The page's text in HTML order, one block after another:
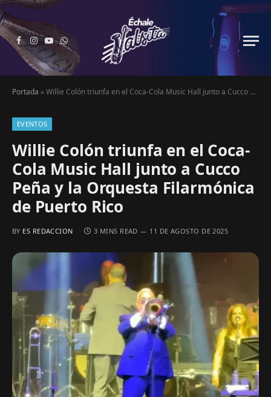
Facebook
Instagram
YouTubeWhatsApp
Portada »Willie Colón triunfa en el Coca-Cola Music Hall junto a Cucco Peña y la Orquesta Filarmónica de Puerto Rico
EVENTOS
Willie Colón triunfa en el Coca-
Cola Music Hall junto a Cucco
Peña y la Orquesta Filarmónica
de Puerto Rico
BY ES REDACCION 3 MINS READ 11 DE AGOSTO DE 2025